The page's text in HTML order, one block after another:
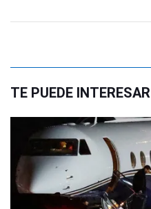
TE PUEDE INTERESAR